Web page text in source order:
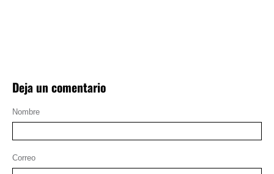
Deja un comentario
Nombre
Correo